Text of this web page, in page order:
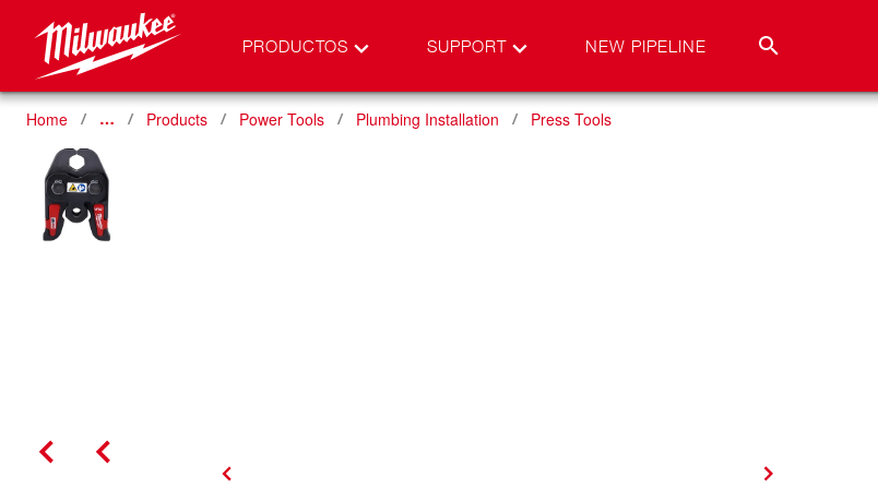
PRODUCTOS SUPPORT NEW PIPELINE
Home … Products Power Tools Plumbing Installation Press Tools